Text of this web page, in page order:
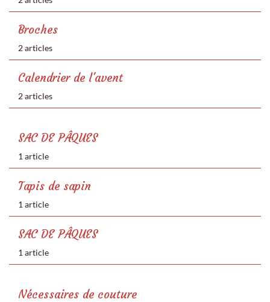
Broches
2 articles
Calendrier de l'avent
2 articles
SAC DE PÂQUES
1 article
Tapis de sapin
1 article
SAC DE PÂQUES
1 article
Nécessaires de couture